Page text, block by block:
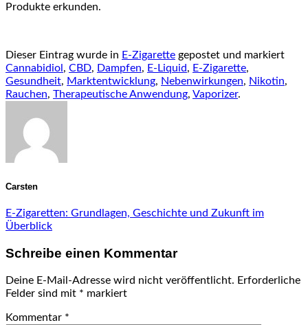
Produkte erkunden.
Dieser Eintrag wurde in E-Zigarette gepostet und markiert
Cannabidiol , CBD, Dampfen, E-Liquid, E-Zigarette,
Gesundheit, Marktentwicklung, Nebenwirkungen, Nikotin,
Rauchen, Therapeutische Anwendung, Vaporizer.
Carsten
E-Zigaretten: Grundlagen, Geschichte und Zukunft im
Überblick
Schreibe einen Kommentar
Deine E-Mail-Adresse wird nicht veröffentlicht. Erforderliche
Felder sind mit * markiert
Kommentar *